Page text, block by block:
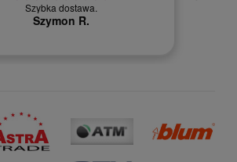
Szybka dostawa.
Szymon R.